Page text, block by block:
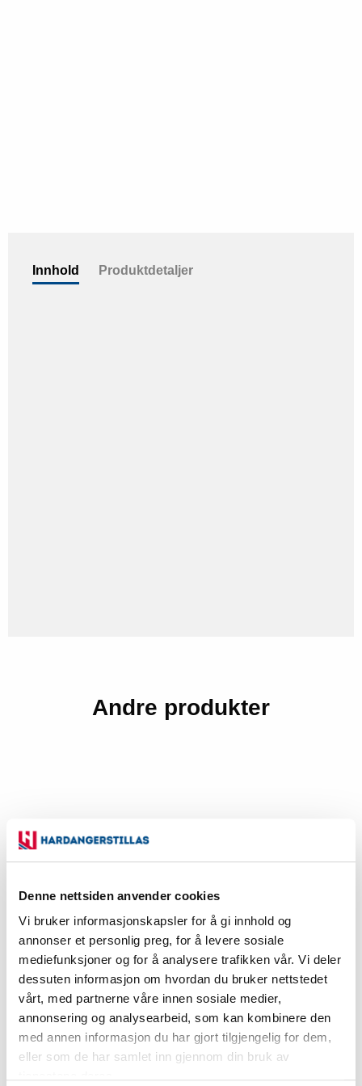
Denne nettsiden anvender cookies
Vi bruker informasjonskapsler for å gi innhold og
annonser et personlig preg, for å levere sosiale
mediefunksjoner og for å analysere trafikken vår. Vi deler
dessuten informasjon om hvordan du bruker nettstedet
vårt, med partnerne våre innen sosiale medier,
annonsering og analysearbeid, som kan kombinere den
med annen informasjon du har gjort tilgjengelig for dem,
eller som de har samlet inn gjennom din bruk av
Innhold Produktdetaljer
Andre produkter
Stål plattform 0,33 m Opti-Line
Forsinket
Vekt 18.8kg / Volum
Art.nr:
1.190
Eks. mva